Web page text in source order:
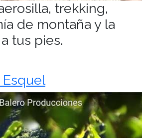
trekking,
de montaña y la
tus pies.